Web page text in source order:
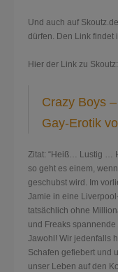
Und auch auf
dürfen. Den Link findet
Hier der Link zu Skoutz:
Crazy Boys
Gay-Erotik
Zitat: “Heiß… Lustig …
so geht es einem,
geschubst wird. Im
Jamie in eine
tatsächlich ohne
und Freaks
Jawohl! Wir jedenfalls
Schafen gefiebert und
unser Leben auf den